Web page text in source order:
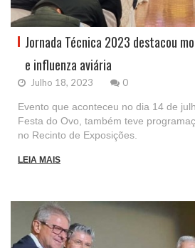
Jornada Técnica 2023 destacou
e influenza aviária
Julho 18, 2023 0
Evento que aconteceu no dia 14 de
Festa do Ovo, também teve
no Recinto de Exposições.
LEIA MAIS